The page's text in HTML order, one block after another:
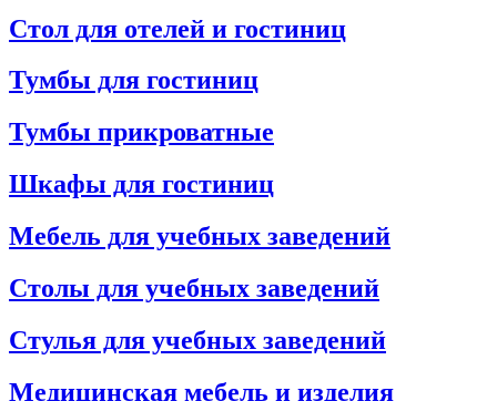
Стол для отелей и гостиниц
Тумбы для гостиниц
Тумбы прикроватные
Шкафы для гостиниц
Мебель для учебных заведений
Столы для учебных заведений
Стулья для учебных заведений
Медицинская мебель и изделия